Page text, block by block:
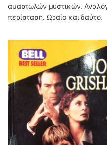
αμαρτωλών μυστικών.
περίσταση. Ωραίο και δαύτο.